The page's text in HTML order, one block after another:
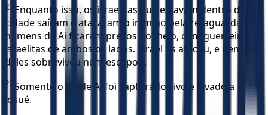
22 Enquanto isso, os israelitas que estavam dentro da
cidade saíram e atacaram o inimigo pela retaguarda. Os
homens de Ai ficaram presos no meio, com guerreiros
israelitas de ambos os lados. Israel os atacou, e nenhum
deles sobreviveu nem escapou.
23 Somente o rei de Ai foi capturado vivo e levado a
Josué.